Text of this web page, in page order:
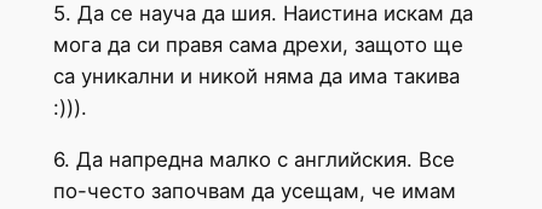
5. Да се науча да шия. Наистина искам да
мога да си правя сама дрехи, защото ще
са уникални и никой няма да има такива
:))).
6. Да напредна малко с английския. Все
по-често започвам да усещам, че имам